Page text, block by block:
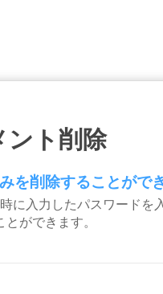
ント削除
を削除することがで
に入力したパスワードを
とができます。